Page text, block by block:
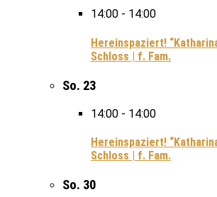
14:00 - 14:00
Hereinspaziert!
Schloss | f. Fam.
So. 23
14:00 - 14:00
Hereinspaziert!
Schloss | f. Fam.
So. 30